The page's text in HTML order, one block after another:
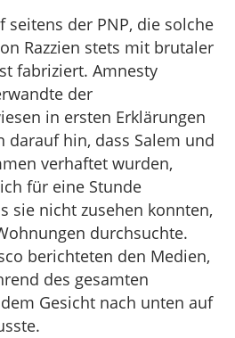
seitens der PNP, die solche
Razzien stets mit brutaler
fabriziert. Amnesty
der
in ersten Erklärungen
darauf hin, dass Salem und
verhaftet wurden,
für eine Stunde
sie nicht zusehen konnten,
durchsuchte.
berichteten den Medien,
des gesamten
Gesicht nach unten auf